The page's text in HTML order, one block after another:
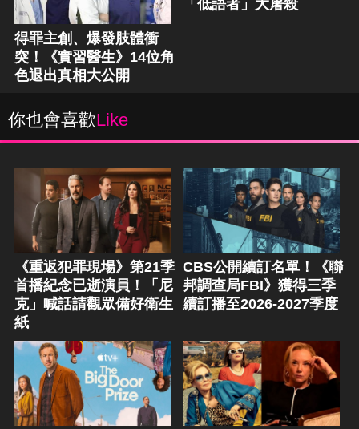
得罪主創、爆發肢體衝
突！《實習醫生》14位角
色退出真相大公開
「低語者」大屠殺
你也會喜歡Like
《重返犯罪現場》第21季
首播紀念已逝演員！「尼
克」喊話請觀眾備好衛生
紙
CBS公開續訂名單！《聯
邦調查局FBI》獲得三季
續訂播至2026-2027季度